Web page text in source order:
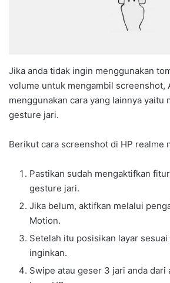
Jika anda tidak ingin menggunakan
volume untuk mengambil screenshot,
menggunakan cara yang lainnya yaitu
gesture jari.
Berikut cara screenshot di HP realme
Pastikan sudah mengaktifkan
gesture jari.
Jika belum, aktifkan melalui
Motion.
Setelah itu posisikan layar
inginkan.
Swipe atau geser 3 jari anda dari